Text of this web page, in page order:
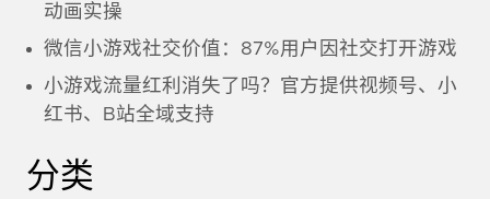
动画实操
微信小游戏社交价值：87%用户因社交打开游戏
小游戏流量红利消失了吗？官方提供视频号、小
红书、B站全域支持
分类